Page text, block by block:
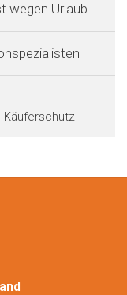
wegen Urlaub.
Käuferschutz